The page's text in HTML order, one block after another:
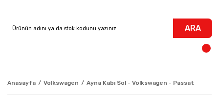
ARA
Anasayfa Volkswagen Ayna Kabı Sol - Volkswagen - Passat